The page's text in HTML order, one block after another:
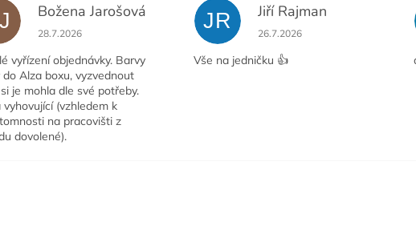
Božena Jarošová
Hodnocení obchodu je 5 z 5 hvězdiček.
28.7.2026
vyřízení objednávky. Barvy
do Alza boxu, vyzvednout
je mohla dle své potřeby.
vyhovující (vzhledem k
na pracovišti z
dovolené).
JR Jiří Rajman
Hodnocení obchodu je 5 z 5
26.7.2026
Vše na jedničku 👍